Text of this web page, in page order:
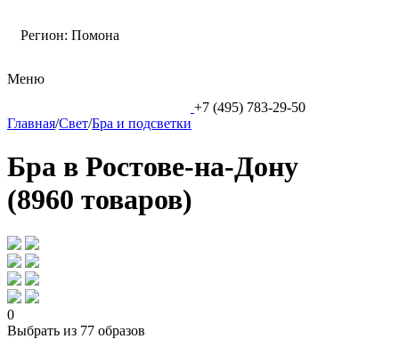
Регион: Помона
Меню
+7 (495) 783-29-50
Главная/Свет/Бра и подсветки
Бра в Ростове-на-Дону
(8960 товаров)
0
Выбрать из 77 образов